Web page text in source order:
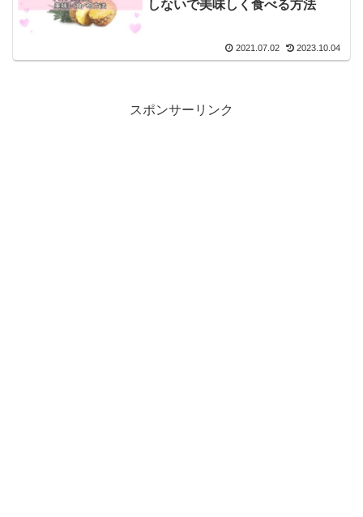
しないで美味しく食べる方法
2021.07.02 2023.10.04
スポンサーリンク